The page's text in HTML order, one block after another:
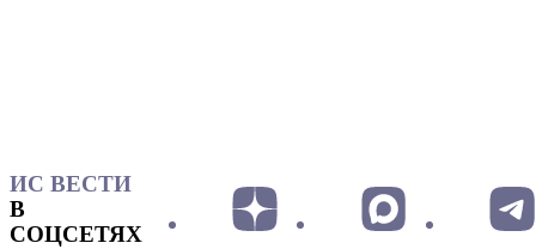
ИС ВЕСТИ
В
СОЦСЕТЯХ